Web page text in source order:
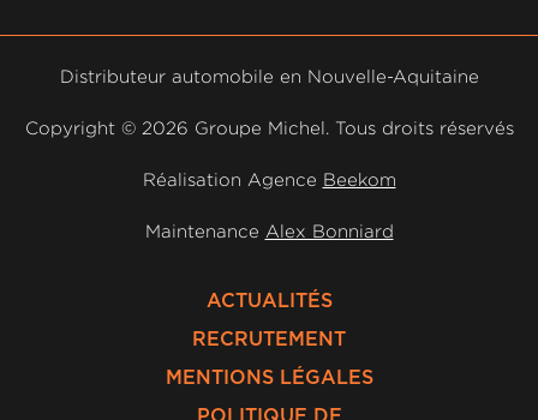
Distributeur automobile en Nouvelle-Aquitaine
Copyright © 2026 Groupe Michel. Tous droits réservés
Réalisation Agence Beekom
Maintenance Alex Bonniard
ACTUALITÉS
RECRUTEMENT
MENTIONS LÉGALES